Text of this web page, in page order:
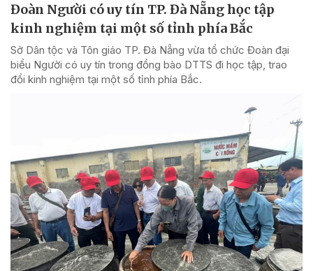
Đoàn Người có uy tín TP. Đà Nẵng học tập
kinh nghiệm tại một số tỉnh phía Bắc
Sở Dân tộc và Tôn giáo TP. Đà Nẵng vừa tổ chức Đoàn đại
biểu Người có uy tín trong đồng bào DTTS đi học tập, trao
đổi kinh nghiệm tại một số tỉnh phía Bắc.